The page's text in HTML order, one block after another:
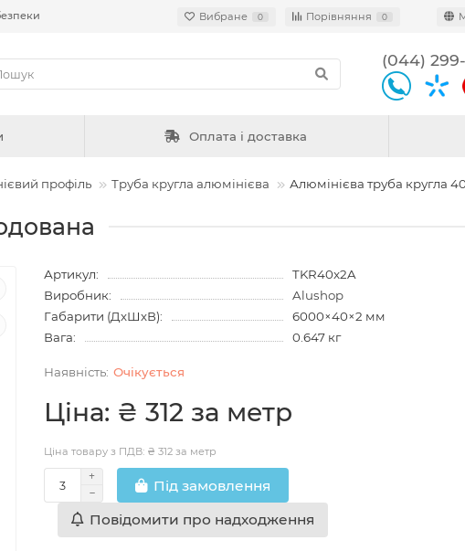
Вибране 0 Порівняння 0
(044)
Оплата і доставка
профіль Труба кругла алюмінієва Алюмінієва труба кругла
Артикул:
TKR40x2A
Виробник:
Alushop
Габарити (ДхШхВ):
6000×40×2 мм
Вага:
0.647 кг
Очiкується
Цiна: ₴ 312 за метр
Ціна товару з ПДВ: ₴ 312 за метр
Пiд замовлення
Повідомити про надходження